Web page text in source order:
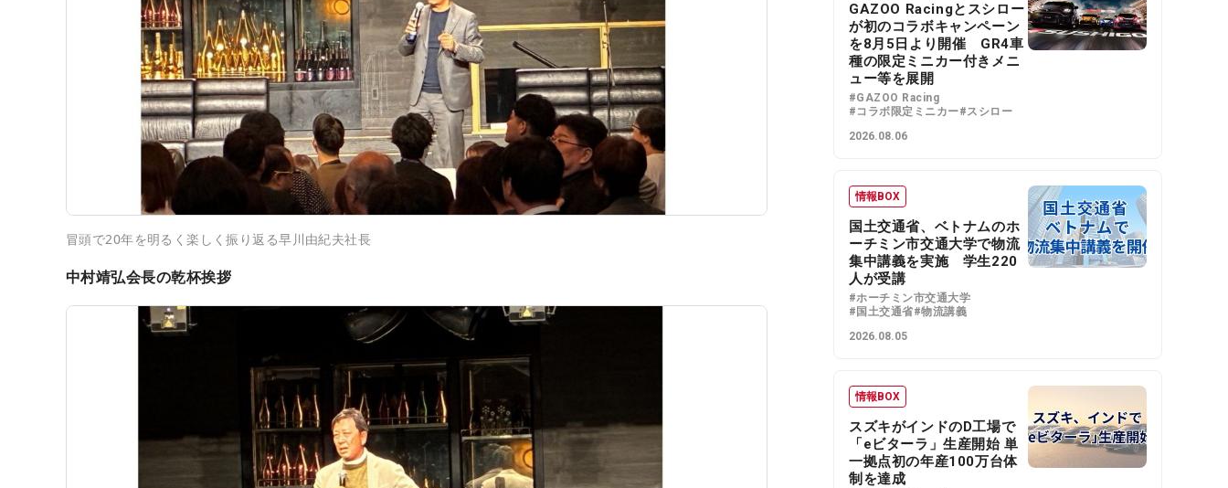
冒頭で20年を明るく楽しく振り返る早川由紀夫社長
中村靖弘会長の乾杯挨拶
GAZOO Racingとスシロー
が初のコラボキャンペーン
を8月5日より開催 GR4車
種の限定ミニカー付きメニ
ュー等を展開
#GAZOO Racing
#コラボ限定ミニカー#スシロー
2026.08.06
情報BOX
国土交通省、ベトナムのホ
ーチミン市交通大学で物流
集中講義を実施 学生220
人が受講
#ホーチミン市交通大学
#国土交通省#物流講義
2026.08.05
情報BOX
スズキがインドのD工場で
「eビターラ」生産開始 単
一拠点初の年産100万台体
制を達成